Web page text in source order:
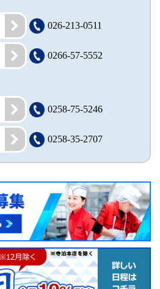
026-213-0511
0266-57-5552
0258-75-5246
0258-35-2707